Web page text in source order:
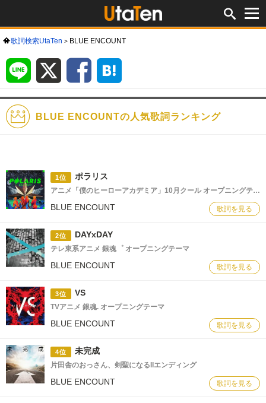
歌詞検索UtaTen BLUE ENCOUNT
LINE Facebook
ク
ー
BLUE ENCOUNTの人気歌詞ランキング
1位 ポラリス
アニメ「僕のヒーローアカデミア」10月クール オープニングテーマ
BLUE ENCOUNT 歌詞を見る
2位 DAYxDAY
テレ東系アニメ 銀魂゜ オープニングテーマ
BLUE ENCOUNT 歌詞を見る
3位 VS
TVアニメ 銀魂. オープニングテーマ
BLUE ENCOUNT 歌詞を見る
4位 未完成
片田舎のおっさん、剣聖になるIIエンディング
BLUE ENCOUNT 歌詞を見る